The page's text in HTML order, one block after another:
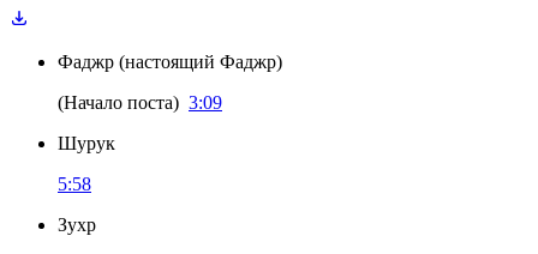
Фаджр (настоящий Фаджр)
(Начало поста) 3:09
Шурук
5:58
Зухр